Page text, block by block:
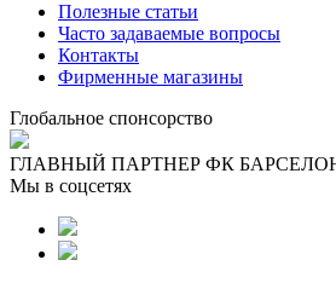
Полезные статьи
Часто задаваемые вопросы
Контакты
Фирменные магазины
Глобальное спонсорство
ГЛАВНЫЙ ПАРТНЕР ФК
Мы в соцсетях